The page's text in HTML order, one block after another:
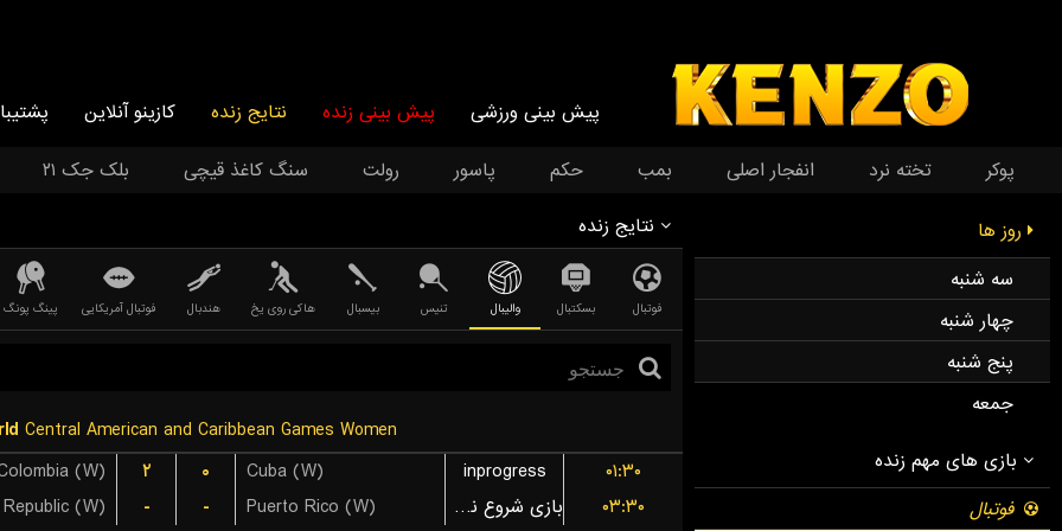
پیش بینی ورزشی پیش بینی زنده نتایج زنده کازینو آنلاین
پوکر تخته نرد انفجار اصلی بمب حکم پاسور رولت سنگ کاغذ قیچی بلک جک ۲۱
روز ها
سه شنبه
چهار شنبه
پنج شنبه
جمعه
نتایج زنده
فوتبال بسکتبال والیبال تنیس بیسبال هاکی روی یخ هندبال فوتبال آمریکایی پینگ پونگ
Central American and Caribbean Games Women
(W)
۲ ۰ Cuba (W) inprogress
۰۱:۳۰
(W)
- - Puerto Rico (W) بازی شروع نشده است
۰۳:۳۰